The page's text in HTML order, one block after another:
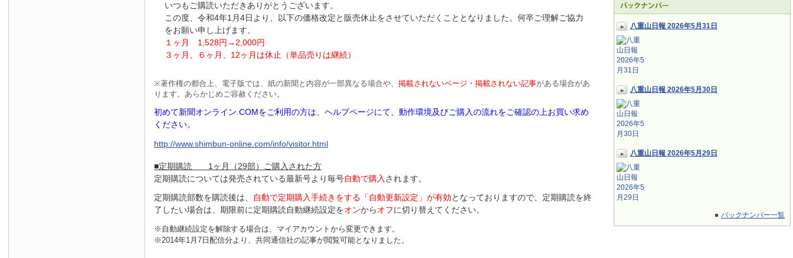
八重山日報 2026年5月31日
八重山日報 2026年5月30日
八重山日報 2026年5月29日
バックナンバー一覧
いつもご購読いただきありがとうございます。
この度、令和4年1月4日より、以下の価格改定と販売休止をさせていただくこととなりました。何卒ご理解ご協力
をお願い申し上げます。
１ヶ月 1,528円 →2,000円
３ヶ月、６ヶ月、 12ヶ月は休止（単品売りは継続）
※著作権の都合上、電子版では、紙の新聞と内容が一部異なる場合や、 掲載されないページ・掲載されない記事がある場合があ
ります。あらかじめご容赦ください。
初めて新聞オンライン.COMをご利用の方は、ヘルプページにて、動作環境及びご購入の流れをご確認の上お買い求め
ください。
http://www.shimbun-online.com/info/visitor.html
■定期購読 1ヶ月（29部）
ご購入された方
定期購読については発売されている最新号より毎号自動で購入 されます。
定期購読部数を購読後は、 自動で定期購入手続きをする「自動更新設定」が有効となっておりますので、定期購読を終
了したい場合は、期限前に定期購読自動継続設定をオンからオフに切り替えてください。
※自動継続設定を解除する場合は、マイアカウントから変更できます。
※2014年1月7日配信分より、共同通信社の記事が閲覧可能となりました。